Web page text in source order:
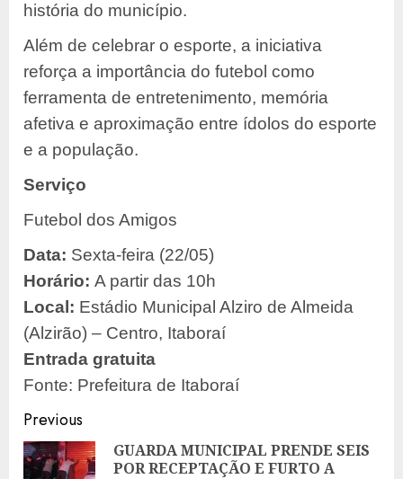
história do município.
Além de celebrar o esporte, a iniciativa
reforça a importância do futebol como
ferramenta de entretenimento, memória
afetiva e aproximação entre ídolos do esporte
e a população.
Serviço
Futebol dos Amigos
Data: Sexta-feira (22/05)
Horário: A partir das 10h
Local: Estádio Municipal Alziro de Almeida
(Alzirão) – Centro, Itaboraí
Entrada gratuita
Fonte: Prefeitura de Itaboraí
Post
navigation
Previous
GUARDA MUNICIPAL PRENDE SEIS
POR RECEPTAÇÃO E FURTO A